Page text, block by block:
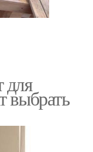
для
выбрать